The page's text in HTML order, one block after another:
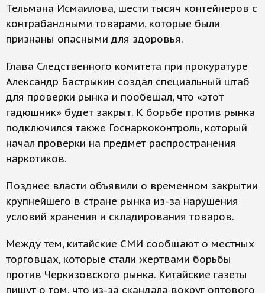
Тельмана Исмаилова, шести тысяч контейнеров с
контрабандными товарами, которые были
признаны опасными для здоровья.
Глава Следственного комитета при прокуратуре
Александр Бастрыкин создал специальный штаб
для проверки рынка и пообещал, что «этот
гадюшник» будет закрыт. К борьбе против рынка
подключился также Госнаркоконтроль, который
начал проверки на предмет распространения
наркотиков.
Позднее власти объявили о временном закрытии
крупнейшего в стране рынка из-за нарушения
условий хранения и складирования товаров.
Между тем, китайские СМИ сообщают о местных
торговцах, которые стали жертвами борьбы
против Черкизовского рынка. Китайские газеты
пишут о том, что из-за скандала вокруг оптового